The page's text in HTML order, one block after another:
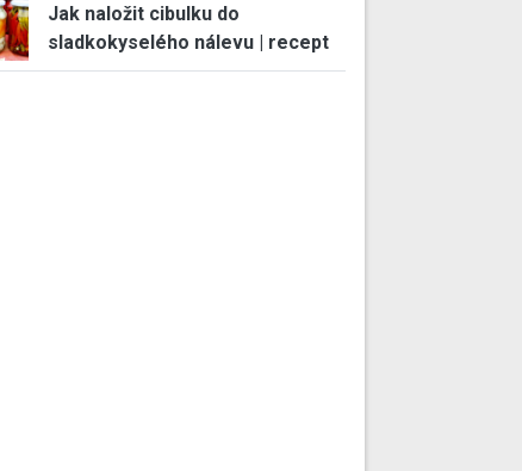
Jak naložit cibulku do
sladkokyselého nálevu | recept